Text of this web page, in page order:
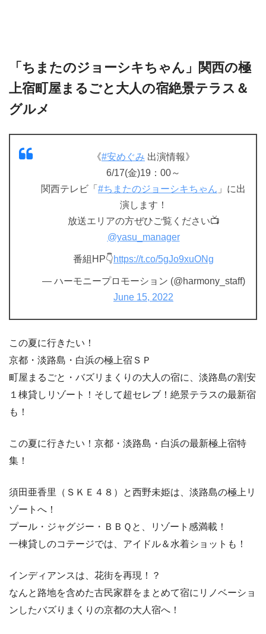
「ちまたのジョーシキちゃん」関西の極
上宿町屋まるごと大人の宿絶景テラス＆
グルメ
《#安めぐみ 出演情報》
6/17(金)19：00～
関西テレビ「 #ちまたのジョーシキちゃん 」に出
演します！
放送エリアの方ぜひご覧ください📺
@yasu_manager
番組HP👇https://t.co/5gJo9xuONg
— ハーモニープロモーション (@harmony_staff)
June 15, 2022
この夏に行きたい！
京都・淡路島・白浜の極上宿ＳＰ
町屋まるごと・バズリまくりの大人の宿に、淡路島の割安
１棟貸しリゾート！そして超セレブ！絶景テラスの最新宿
も！
この夏に行きたい！京都・淡路島・白浜の最新極上宿特
集！
須田亜香里（ＳＫＥ４８）と西野未姫は、淡路島の極上リ
ゾートへ！
プール・ジャグジー・ＢＢＱと、リゾート感満載！
一棟貸しのコテージでは、アイドル＆水着ショットも！
インディアンスは、花街を再現！？
なんと路地を含めた古民家群をまとめて宿にリノベーショ
ンしたバズりまくりの京都の大人宿へ！